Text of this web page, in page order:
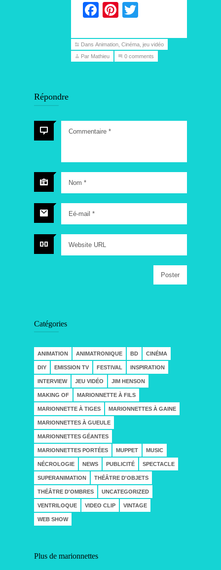
Facebook
Pinterest
Dans Animation Cinéma jeu vidéo
Par Mathieu
0 comments
Répondre
Commentaire *
Nom *
Eé-mail *
Website URL
Catégories
ANIMATION ANIMATRONIQUE BD CINÉMA
DIY EMISSION TV FESTIVAL INSPIRATION
INTERVIEW JEU VIDÉO JIM HENSON
MAKING OF MARIONNETTE À FILS
MARIONNETTE À TIGES MARIONNETTES À GAINE
MARIONNETTES À GUEULE
MARIONNETTES GÉANTES
MARIONNETTES PORTÉES MUPPET MUSIC
NÉCROLOGIE NEWS PUBLICITÉ SPECTACLE
SUPERANIMATION THÉÂTRE D'OBJETS
THÉÂTRE D'OMBRES UNCATEGORIZED
VENTRILOQUE VIDEO CLIP VINTAGE
WEB SHOW
Plus de marionnettes